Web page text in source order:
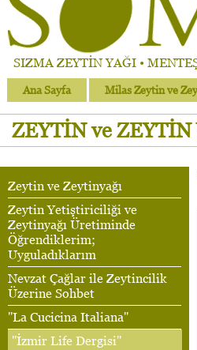
SIZMA ZEYTİN YAĞI •
Ana Sayfa Milas Zeytin ve
ZEYTİN ve ZEYTİN
Zeytin ve Zeytinyağı
Zeytin Yetiştiriciliği ve
Zeytinyağı Üretiminde
Öğrendiklerim;
Uyguladıklarım
Nevzat Çağlar ile Zeytincilik
Üzerine Sohbet
''La Cucicina Italiana''
''İzmir Life Dergisi''